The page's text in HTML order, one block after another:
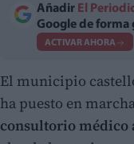
Añadir El
Google de forma
ACTIVAR AHORA
El municipio
ha puesto en
consultorio